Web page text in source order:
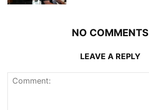
NO COMMENTS
LEAVE A REPLY